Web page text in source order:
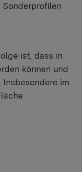
ist, dass in
können und
im